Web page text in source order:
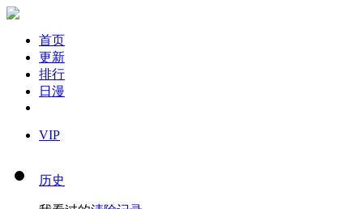
首页
更新
排行
日漫
VIP
历史